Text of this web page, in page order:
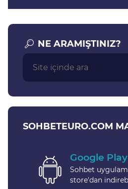
NE ARAMIŞTINIZ?
SOHBETEURO.COM
Google
Sohbet
store'dan